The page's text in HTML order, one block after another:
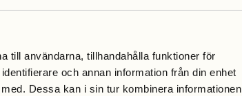
till användarna, tillhandahålla funktioner för
och annan information från din enhet
Dessa kan i sin tur kombinera informationen